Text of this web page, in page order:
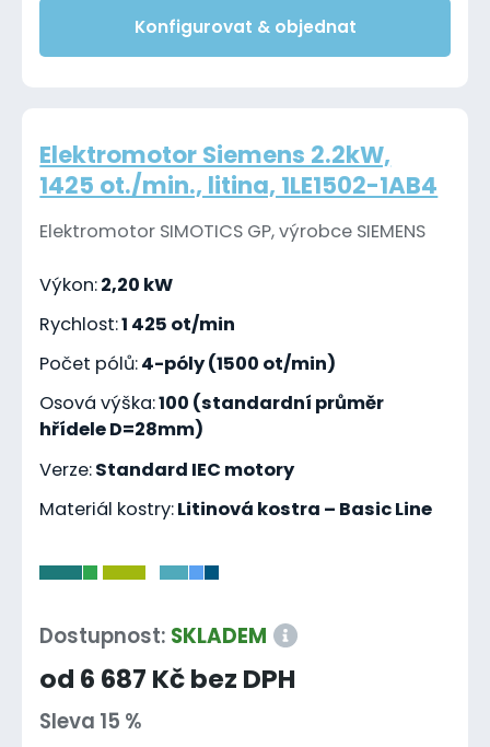
Konfigurovat & objednat
Elektromotor Siemens 2.2kW,
1425 ot./min., litina, 1LE1502-1AB4
Elektromotor SIMOTICS GP, výrobce SIEMENS
Výkon:2,20 kW
Rychlost:1 425 ot/min
Počet pólů:4-póly (1500 ot/min)
Osová výška:100 (standardní průměr
hřídele D=28mm)
Verze:Standard IEC motory
Materiál kostry:Litinová kostra – Basic Line
Dostupnost: SKLADEM
od 6 687 Kč bez DPH
Sleva 15 %